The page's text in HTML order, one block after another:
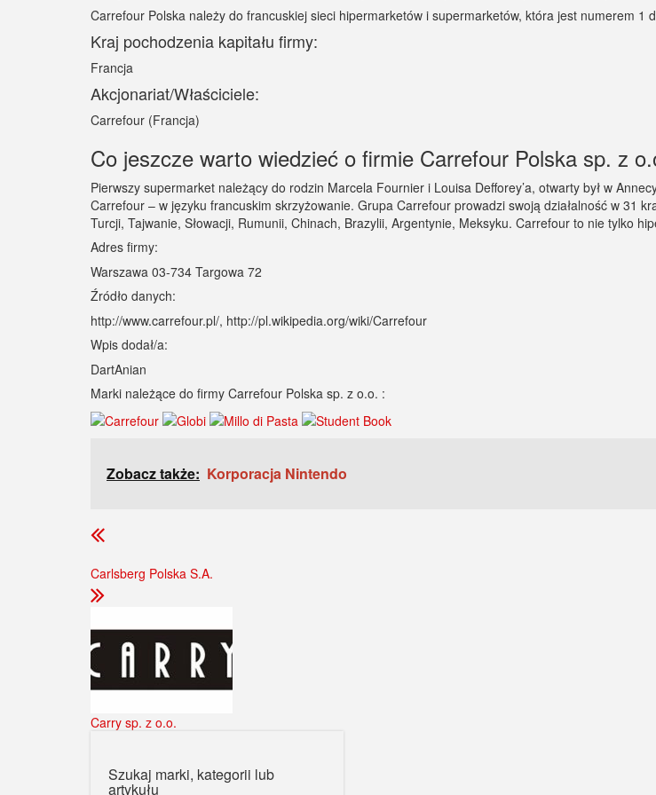
Carrefour Polska należy do francuskiej sieci hipermarketów i supermarketów, która jest numerem 1
Kraj pochodzenia kapitału firmy:
Francja
Akcjonariat/Właściciele:
Carrefour (Francja)
Co jeszcze warto wiedzieć o firmie Carrefour Polska sp. z
Pierwszy supermarket należący do rodzin Marcela Fournier i Louisa Defforey’a, otwarty był w
Carrefour – w języku francuskim skrzyżowanie. Grupa Carrefour prowadzi swoją działalność w 31
Turcji, Tajwanie, Słowacji, Rumunii, Chinach, Brazylii, Argentynie, Meksyku. Carrefour to nie tylko
Adres firmy:
Warszawa 03-734 Targowa 72
Źródło danych:
http://www.carrefour.pl/, http://pl.wikipedia.org/wiki/Carrefour
Wpis dodał/a:
DartAnian
Marki należące do firmy Carrefour Polska sp. z o.o. :
Zobacz także: Korporacja Nintendo
Carlsberg Polska S.A.
Carry sp. z o.o.
Szukaj marki, kategorii lub
artykułu